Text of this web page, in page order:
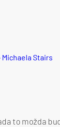
Stairs
to možda